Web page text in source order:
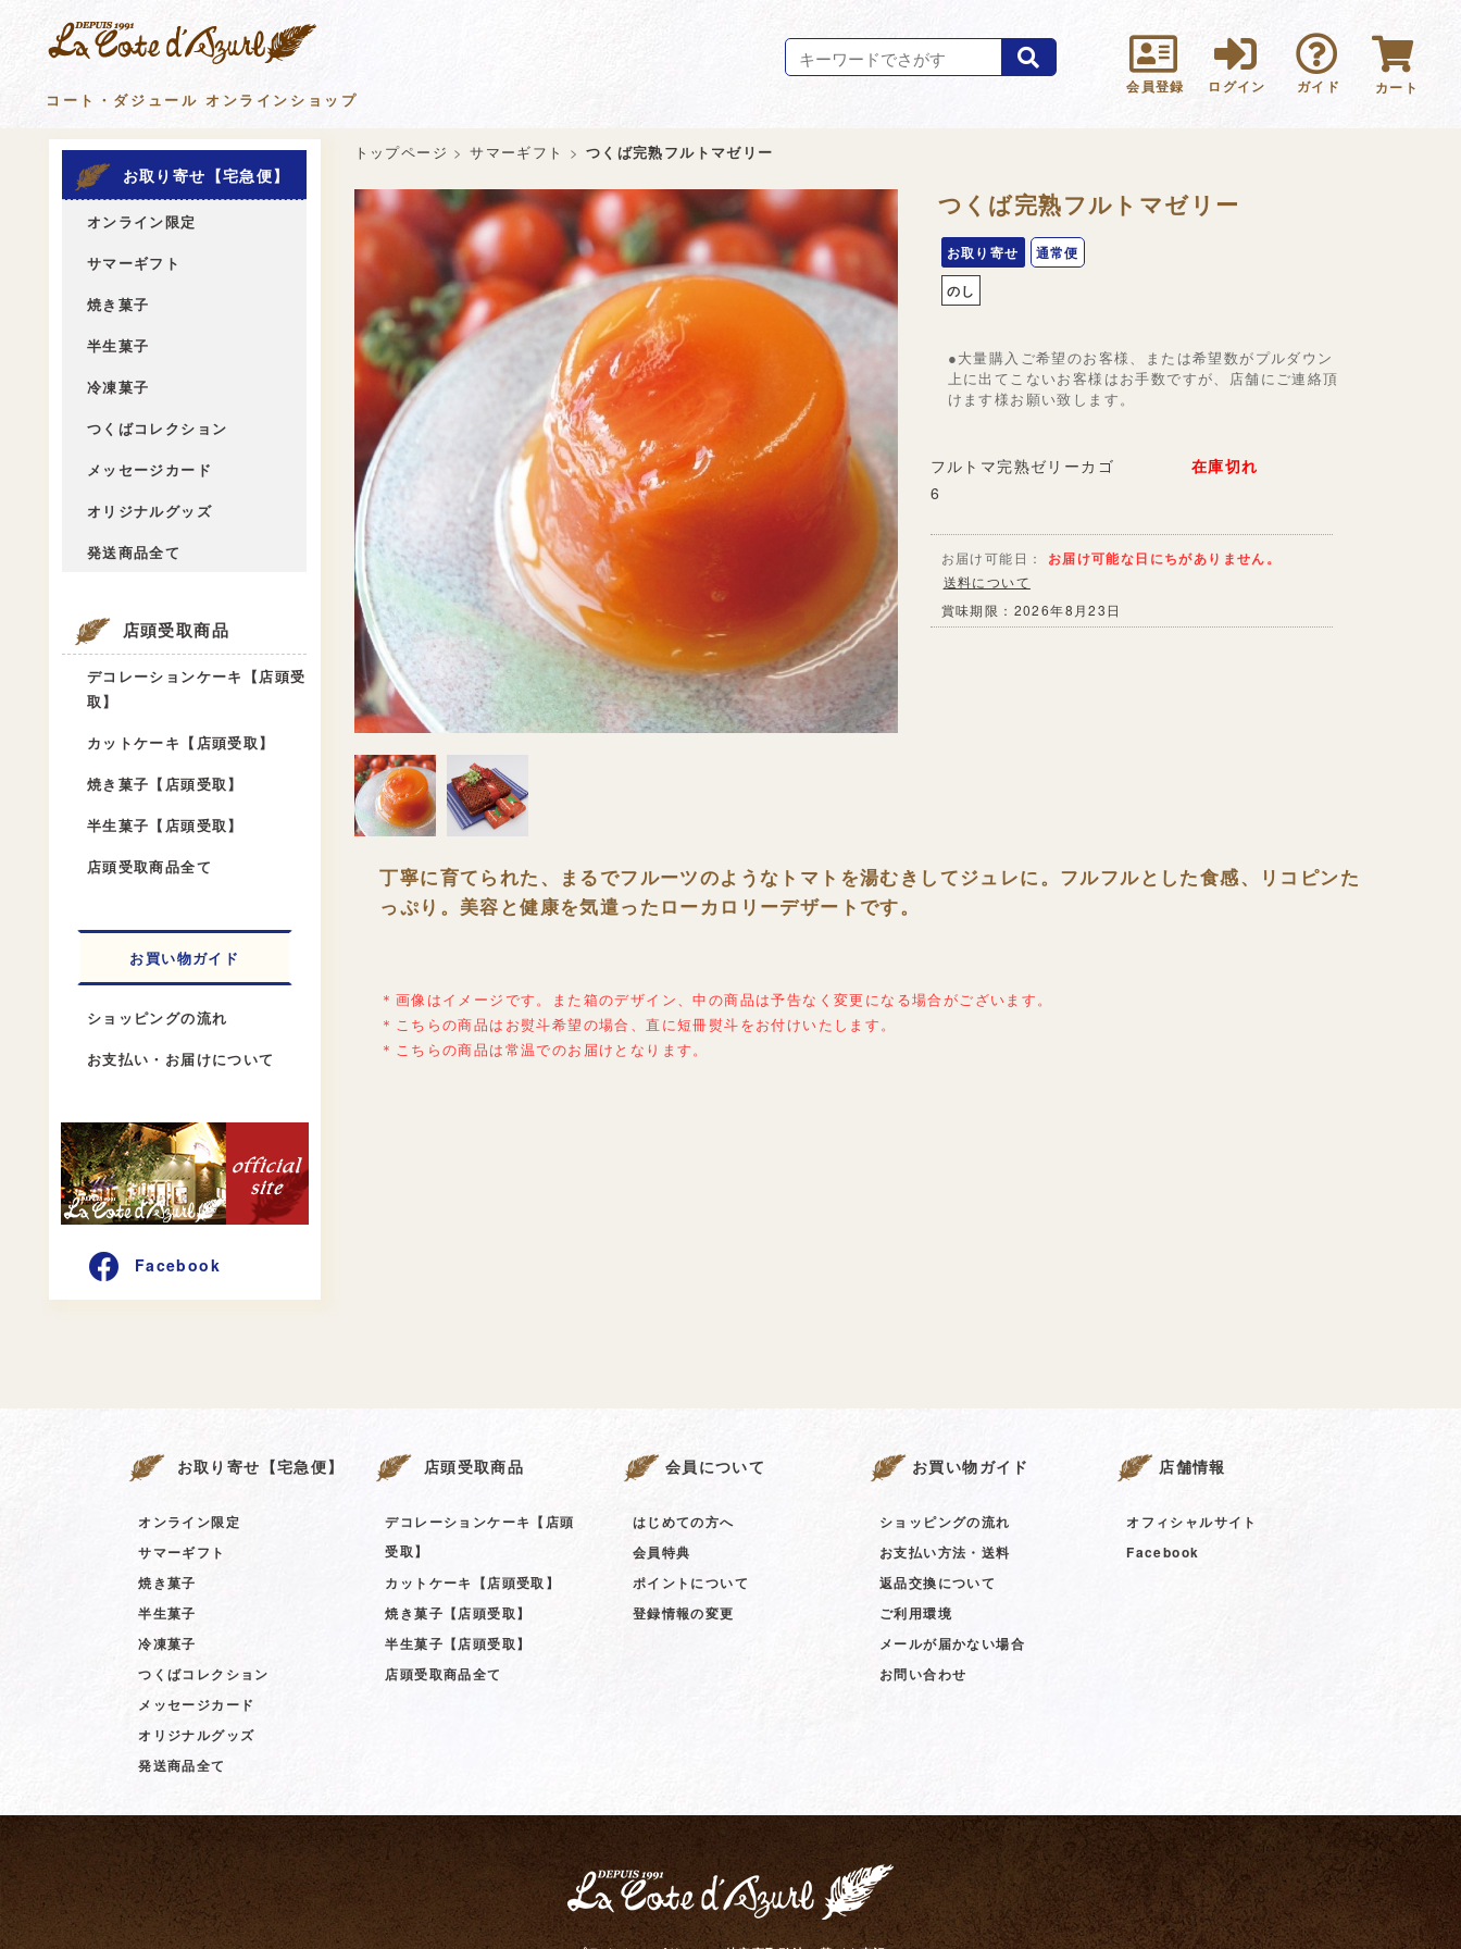
会員登録 ログイン ガイド カート
コート・ダジュール オンラインショップ
お取り寄せ【宅急便】
オンライン限定
サマーギフト
焼き菓子
半生菓子
冷凍菓子
つくばコレクション
メッセージカード
オリジナルグッズ
発送商品全て
店頭受取商品
デコレーションケーキ【店頭受
取】
カットケーキ【店頭受取】
焼き菓子【店頭受取】
半生菓子【店頭受取】
店頭受取商品全て
お買い物ガイド
ショッピングの流れ
お支払い・お届けについて
Facebook
トップページ >サマーギフト > つくば完熟フルトマゼリー
つくば完熟フルトマゼリー
お取り寄せ
通常便
のし
●大量購入ご希望のお客様、または希望数がプルダウン
上に出てこないお客様はお手数ですが、店舗にご連絡頂
けます様お願い致します。
フルトマ完熟ゼリーカゴ
6
在庫切れ
お届け可能日： お届け可能な日にちがありません。
送料について
賞味期限：2026年8月23日
丁寧に育てられた、まるでフルーツのようなトマトを湯むきしてジュレに。フルフルとした食感、リコピンた
っぷり。美容と健康を気遣ったローカロリーデザートです。
＊画像はイメージです。また箱のデザイン、中の商品は予告なく変更になる場合がございます。
＊こちらの商品はお熨斗希望の場合、直に短冊熨斗をお付けいたします。
＊こちらの商品は常温でのお届けとなります。
お取り寄せ【宅急便】
オンライン限定
サマーギフト
焼き菓子
半生菓子
冷凍菓子
つくばコレクション
メッセージカード
オリジナルグッズ
発送商品全て
店頭受取商品
デコレーションケーキ【店頭
受取】
カットケーキ【店頭受取】
焼き菓子【店頭受取】
半生菓子【店頭受取】
店頭受取商品全て
会員について
はじめての方へ
会員特典
ポイントについて
登録情報の変更
お買い物ガイド
ショッピングの流れ
お支払い方法・送料
返品交換について
ご利用環境
メールが届かない場合
お問い合わせ
店舗情報
オフィシャルサイト
Facebook